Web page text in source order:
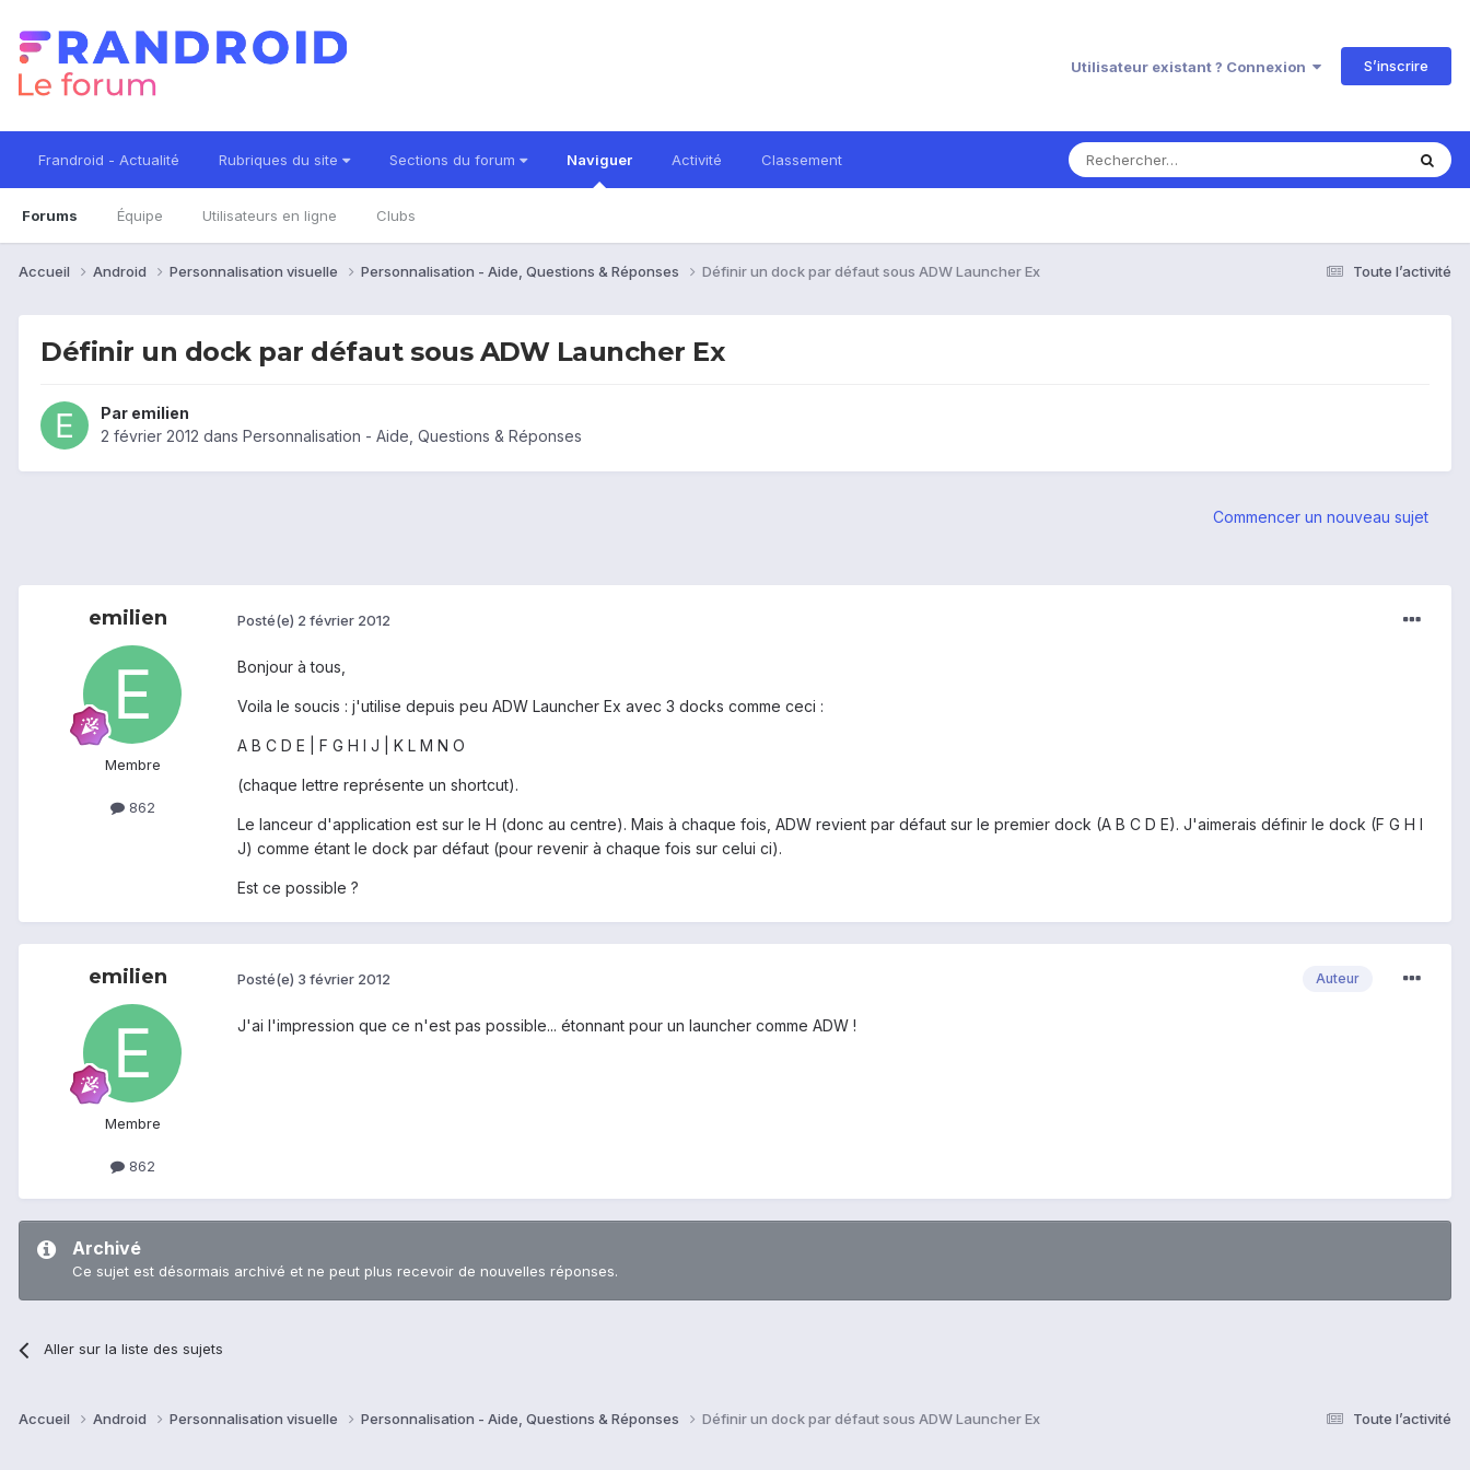
Utilisateur existant ? Connexion S’inscrire
Frandroid - Actualité Rubriques du site Sections du forum Naviguer
Forums Équipe Utilisateurs en ligne Clubs
Activité Classement
Toute l’activité
Accueil Android Personnalisation visuelle Personnalisation - Aide, Questions & Réponses Définir un dock par défaut sous ADW Launcher Ex
Définir un dock par défaut sous ADW Launcher Ex
Par emilien
2 février 2012 dans Personnalisation - Aide, Questions & Réponses
Commencer un nouveau sujet
emilien
Membre
862
Posté(e) 2 février 2012
Bonjour à tous,
Voila le soucis : j'utilise depuis peu ADW Launcher Ex avec 3 docks comme ceci :
A B C D E | F G H I J | K L M N O
(chaque lettre représente un shortcut).
Le lanceur d'application est sur le H (donc au centre). Mais à chaque fois, ADW revient par défaut sur le premier dock (A B C D E). J'aimerais définir le dock (F G H I
J) comme étant le dock par défaut (pour revenir à chaque fois sur celui ci).
Est ce possible ?
emilien
Membre
862
Auteur
Posté(e) 3 février 2012
J'ai l'impression que ce n'est pas possible... étonnant pour un launcher comme ADW !
Archivé
Ce sujet est désormais archivé et ne peut plus recevoir de nouvelles réponses.
Aller sur la liste des sujets
Toute l’activité
Accueil Android Personnalisation visuelle Personnalisation - Aide, Questions & Réponses Définir un dock par défaut sous ADW Launcher Ex